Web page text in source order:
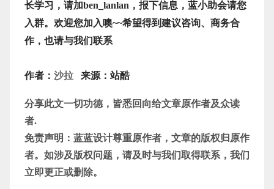
长学习，请加ben_lanlan，报下信息，蓝小助会请您
入群。欢迎您加入噢~~希望得到建议咨询、商务合
作，也请与我们联系
作者： 沙拉 来源：站酷
分享此文一切功德，皆悉回向给文章原作者及众读
者.
免责声明：蓝蓝设计尊重原作者，文章的版权归原作
者。如涉及版权问题，请及时与我们取得联系，我们
立即更正或删除。